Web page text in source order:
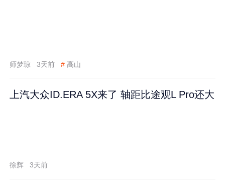
师梦琼 3天前 # 高山
上汽大众ID.ERA 5X来了 轴距比途观L Pro还大
徐辉 3天前